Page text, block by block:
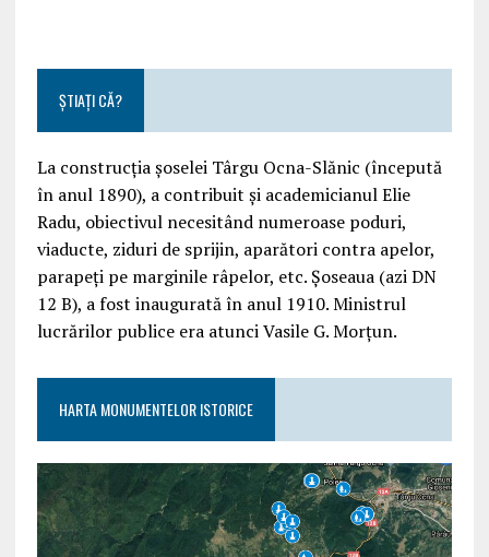
ȘTIAȚI CĂ?
La construcția șoselei Târgu Ocna-Slănic (începută
în anul 1890), a contribuit și academicianul Elie
Radu, obiectivul necesitând numeroase poduri,
viaducte, ziduri de sprijin, aparători contra apelor,
parapeți pe marginile râpelor, etc. Șoseaua (azi DN
12 B), a fost inaugurată în anul 1910. Ministrul
lucrărilor publice era atunci Vasile G. Morțun.
HARTA MONUMENTELOR ISTORICE